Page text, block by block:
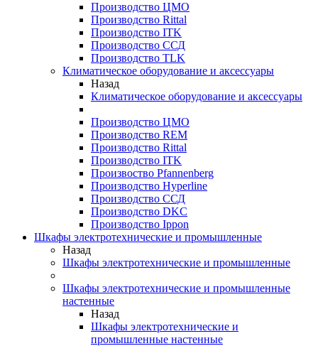
Производство ЦМО
Производство Rittal
Производство ITK
Производство ССД
Производство TLK
Климатическое оборудование и аксессуары
Назад
Климатическое оборудование и аксессуары
Производство ЦМО
Производство REM
Производство Rittal
Производство ITK
Произвоство Pfannenberg
Производство Hyperline
Производство ССД
Производство DKC
Производство Ippon
Шкафы электротехнические и промышленные
Назад
Шкафы электротехнические и промышленные
Шкафы электротехнические и промышленные
настенные
Назад
Шкафы электротехнические и
промышленные настенные